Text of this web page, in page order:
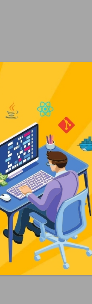
Tiền
Đăng nhập để
Tiền
Đăng nhập để